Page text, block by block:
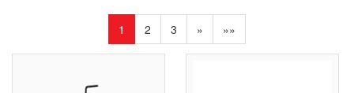
1 2 3 » »»